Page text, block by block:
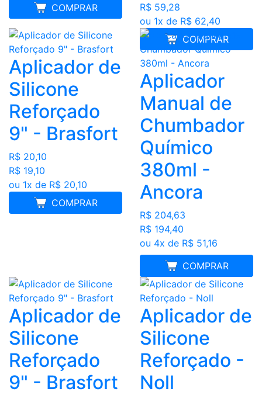
COMPRAR
MELHOR PREÇO
R$ 59,28
ou 1x de R$ 62,40
COMPRAR
Aplicador de
Silicone
Reforçado
9" - Brasfort
R$ 20,10
R$ 19,10
ou 1x de R$ 20,10
COMPRAR
Aplicador
Manual de
Chumbador
Químico
380ml -
Ancora
R$ 204,63
R$ 194,40
ou 4x de R$ 51,16
COMPRAR
MELHOR PREÇO
Aplicador de
Silicone
Reforçado
9" - Brasfort
Aplicador de
Silicone
Reforçado -
Noll